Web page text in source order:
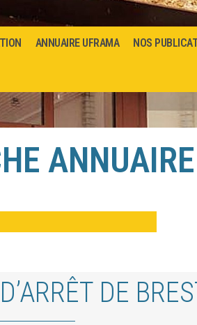
ANNUAIRE UFRAMA NOS
ANNUAIRE
DE